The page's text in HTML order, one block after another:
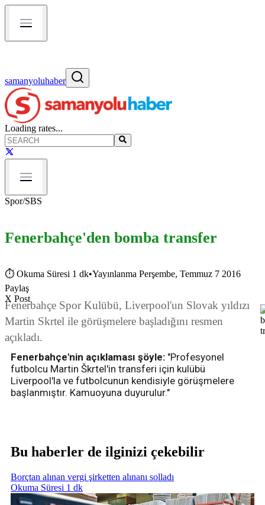
samanyoluhaber
Loading rates...
Spor/SBS
Fenerbahçe'den bomba transfer
⏱ Okuma Süresi 1 dk•Yayınlanma Perşembe, Temmuz 7 2016
Paylaş
X Post
Fenerbahçe Spor Kulübü, Liverpool'un Slovak yıldızı
Martin Skrtel ile görüşmelere başladığını resmen
açıkladı.
Fenerbahçe'nin açıklaması şöyle: "Profesyonel
futbolcu Martin Škrtel'in transferi için kulübü
Liverpool'la ve futbolcunun kendisiyle görüşmelere
başlanmıştır. Kamuoyuna duyurulur."
Bu haberler de ilginizi çekebilir
Borçtan alınan vergi şirketten alınanı solladı
Okuma Süresi 1 dk